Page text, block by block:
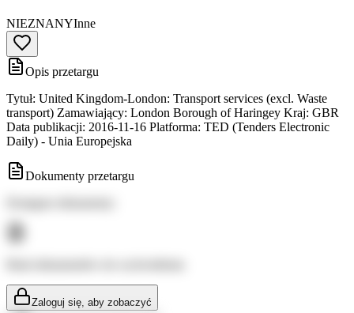
NIEZNANYInne
Opis przetargu
Tytuł: United Kingdom-London: Transport services (excl. Waste
transport) Zamawiający: London Borough of Haringey Kraj: GBR
Data publikacji: 2016-11-16 Platforma: TED (Tenders Electronic
Daily) - Unia Europejska
Dokumenty przetargu
Zaloguj się, aby zobaczyć